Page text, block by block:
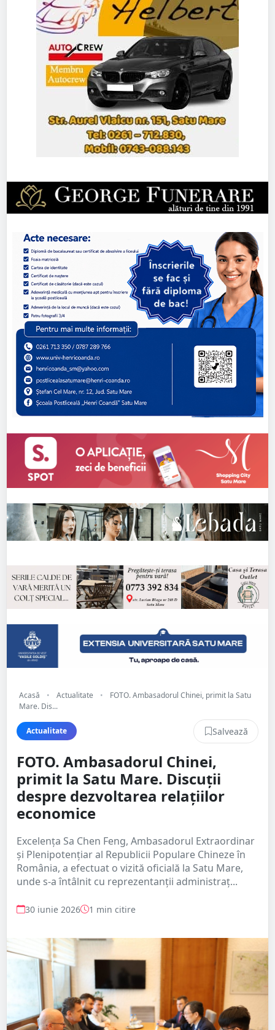
Acasă • Actualitate •
FOTO. Ambasadorul Chinei, primit la Satu
Mare. Dis...
Actualitate Salvează
FOTO. Ambasadorul Chinei,
primit la Satu Mare. Discuții
despre dezvoltarea relațiilor
economice
Excelența Sa Chen Feng, Ambasadorul Extraordinar
și Plenipotențiar al Republicii Populare Chineze în
România, a efectuat o vizită oficială la Satu Mare,
unde s-a întâlnit cu reprezentanții administraț...
30 iunie 2026 1 min citire